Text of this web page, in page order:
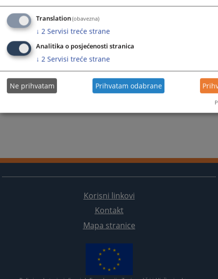
Korisni linkovi
Kontakt
Mapa stranice
Translation(obavezna)
↓ 2 Servisi treće strane
Analitika o posjećenosti stranica
↓ 2 Servisi treće strane
Ne prihvatam Prihvatam odabrane